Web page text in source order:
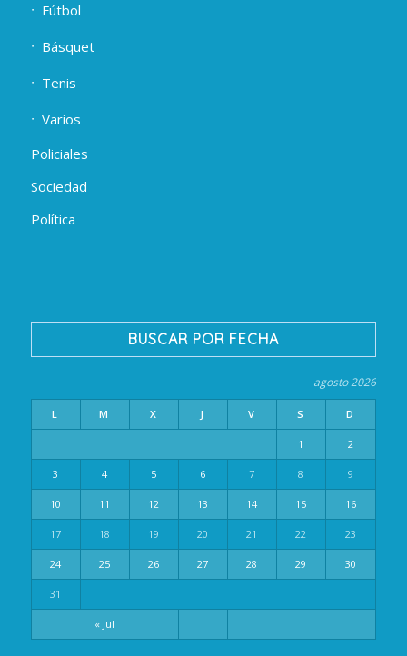
Fútbol
Básquet
Tenis
Varios
Policiales
Sociedad
Política
BUSCAR POR FECHA
agosto 2026
L M X J V S D
« Jul
1 2
3 4 5 6 7 8 9
10 11 12 13 14 15 16
17 18 19 20 21 22 23
24 25 26 27 28 29 30
31